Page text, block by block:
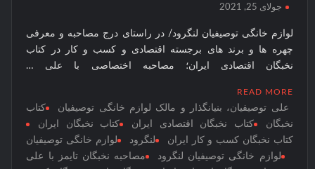
– کتاب
نخبگان
ورزش
کتاب
نخبگان
کسب و
کار
جولای 25, 2021
لوازم خانگی توصیفیان لنگرود/ در راستای درج مصاحبه و معرفی
چهره ها و برند های برجسته اقتصادی و کسب و کار در کتاب
نخبگان اقتصادی ایران؛ مصاحبه اختصاصی با علی …
READ MORE
علی توصیفیان، بنیانگذار و مالک لوازم خانگی توصیفیان
کتاب
نخبگان
کتاب نخبگان اقتصادی ایران
کتاب نخبگان ایران
کتاب نخبگان کسب و کار ایران
لنگرود
لوازم خانگی توصیفیان
لوازم خانگی توصیفیان لنگرود
مصاحبه نخبگان تایمز با علی